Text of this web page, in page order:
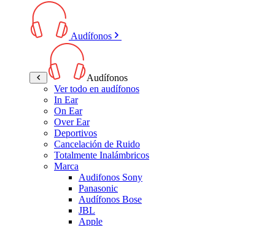
Audífonos
Audífonos
Ver todo en audífonos
In Ear
On Ear
Over Ear
Deportivos
Cancelación de Ruido
Totalmente Inalámbricos
Marca
Audifonos Sony
Panasonic
Audífonos Bose
JBL
Apple